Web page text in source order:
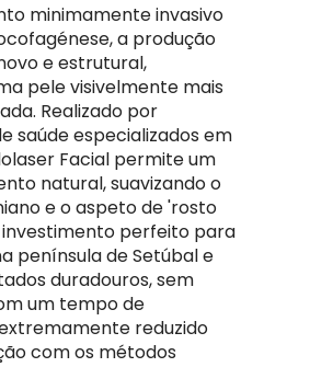
minimamente invasivo
a produção
e estrutural,
pele visivelmente mais
Realizado por
saúde especializados em
Facial permite um
natural, suavizando o
e o aspeto de 'rosto
investimento perfeito para
península de Setúbal e
duradouros, sem
um tempo de
reduzido
com os métodos